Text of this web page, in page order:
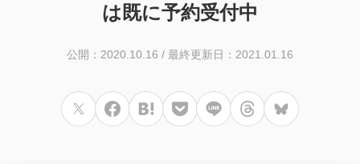
は既に予約受付中
公開：2020.10.16 / 最終更新日：2021.01.16